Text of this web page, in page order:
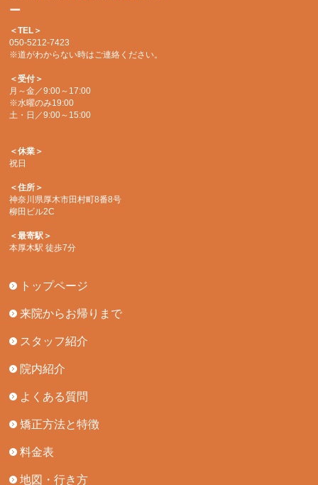
ー
＜TEL＞
050-5212-7423
※道がわからない時はご連絡ください。
＜受付＞
月～金／9:00～17:00
※水曜のみ19:00
土・日／9:00～15:00
＜休業＞
祝日
＜住所＞
神奈川県厚木市田村町8番8号
柳田ビル2C
＜最寄駅＞
本厚木駅 徒歩7分
トップページ
来院からお帰りまで
スタッフ紹介
院内紹介
よくある質問
矯正方法と特徴
料金表
地図・行き方